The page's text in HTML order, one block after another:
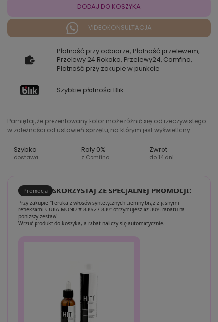
DODAJ DO KOSZYKA
VIDEOKONSULTACJA
Płatność przy odbiorze, Płatność przelewem,
Przelewy 24 Rokoko, Przelewy24, Comfino,
Płatność przy zakupie w punkcie
Szybkie płatności Blik.
Pamiętaj, że prezentowany kolor może różnić się od rzeczywistego
w zależności od ustawień sprzętu, na którym jest wyświetlany.
Szybka
dostawa
Raty 0%
z Comfino
Zwrot
do 14 dni
Promocja SKORZYSTAJ ZE SPECJALNEJ PROMOCJI:
Przy zakupie "Peruka z włosów syntetycznych ciemny brąz z jasnymi
refleksami CUBA MONO # 830/27-830" otrzymujesz aż 30% rabatu na
poniższy zestaw!
Wrzuć produkt do koszyka, a rabat naliczy się automatycznie.